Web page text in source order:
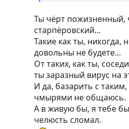
Ты чёрт пожизненный,
старпёровский...
Такие как ты, никогда,
довольны не будете...
От таких, как ты,
ты заразный вирус на
И да, базарить с
чмырями не общаюсь.
А в живую бы, я тебе
челюсть сломал.